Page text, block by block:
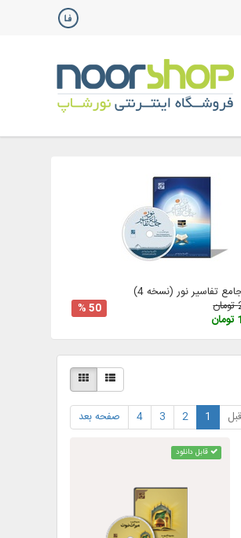
تفاسیر نور (نسخه 4)
50 %
1
2
3
4 صفحه بعد
قابل دانلود